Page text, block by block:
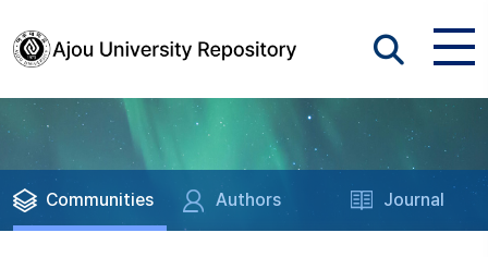
Communities Authors Journal